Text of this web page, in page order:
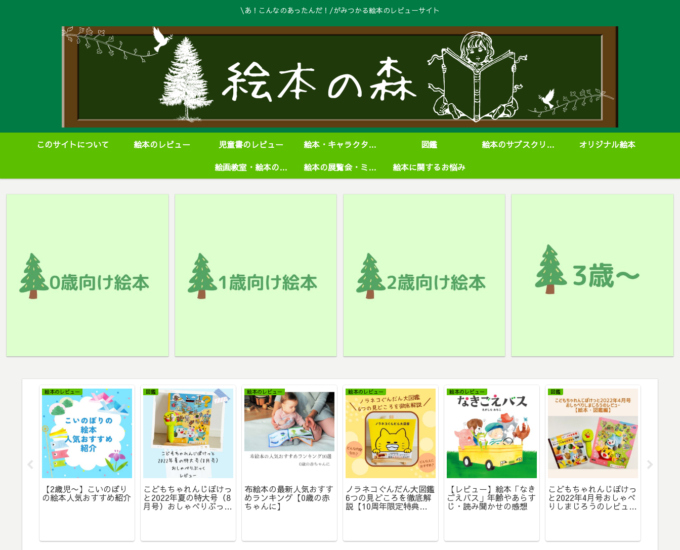
\あ！こんなのあったんだ！/がみつかる絵本のレビューサイト
このサイトについて 絵本のレビュー 児童書のレビュー 絵本・キャラクターグッズ 図鑑 絵本のサブスクリプション オリジナル絵本
絵画教室・絵本の学校 絵本の展覧会・ミュージアム 絵本に関するお悩み
絵本のレビュー
【2歳児〜】こいのぼり
の絵本人気おすすめ紹介
図鑑
こどもちゃれんじぽけっ
と2022年夏の特大号（8
月号）おしゃべりぶっく
絵本のレビュー
布絵本の最新人気おすす
めランキング【0歳の赤
ちゃんに】
絵本のレビュー
ノラネコぐんだん大図鑑
6つの見どころを徹底解
説【10周年限定特典も
絵本のレビュー
【レビュー】絵本「なき
ごえバス」年齢やあらす
じ・読み聞かせの感想
図鑑
こどもちゃれんじぽけっ
と2022年4月号おしゃべ
りしまじろうのレビュー